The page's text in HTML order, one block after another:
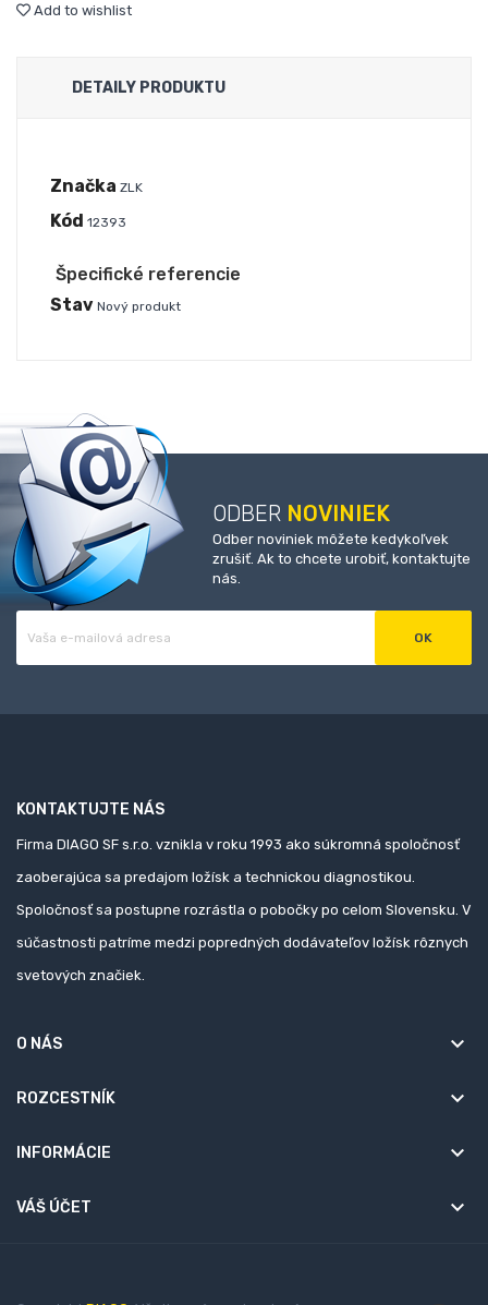
Add to wishlist
DETAILY PRODUKTU
Značka ZLK
Kód 12393
Špecifické referencie
Stav Nový produkt
ODBER NOVINIEK
Odber noviniek môžete kedykoľvek
zrušiť. Ak to chcete urobiť, kontaktujte
nás.
KONTAKTUJTE NÁS
Firma DIAGO SF s.r.o. vznikla v roku 1993 ako súkromná spoločnosť
zaoberajúca sa predajom ložísk a technickou diagnostikou.
Spoločnosť sa postupne rozrástla o pobočky po celom Slovensku. V
súčastnosti patríme medzi popredných dodávateľov ložísk rôznych
svetových značiek.
O NÁS keyboard_arrow_down
ROZCESTNÍK keyboard_arrow_down
INFORMÁCIE keyboard_arrow_down
VÁŠ ÚČET 